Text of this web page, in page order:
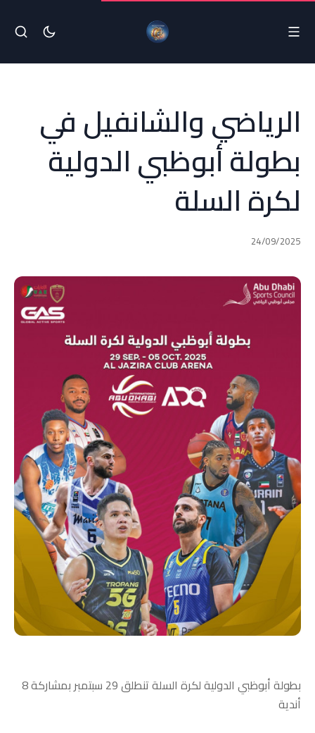
الرياضي والشانفيل في
بطولة أبوظبي الدولية
لكرة السلة
24/09/2025
بطولة أبوظبي الدولية لكرة السلة تنطلق 29 سبتمبر بمشاركة 8
أندية